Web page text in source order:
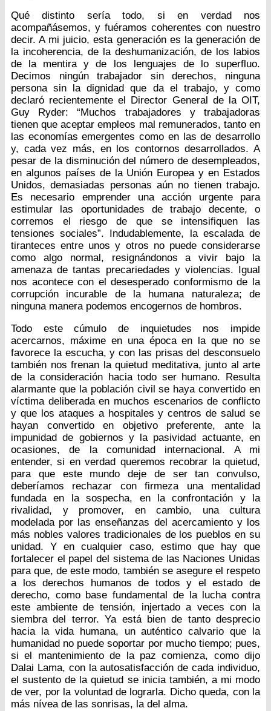
Qué distinto sería todo, si en verdad nos
acompañásemos, y fuéramos coherentes con nuestro
decir. A mi juicio, esta generación es la generación de
la incoherencia, de la deshumanización, de los labios
de la mentira y de los lenguajes de lo superfluo.
Decimos ningún trabajador sin derechos, ninguna
persona sin la dignidad que da el trabajo, y como
declaró recientemente el Director General de la OIT,
Guy Ryder: “Muchos trabajadores y trabajadoras
tienen que aceptar empleos mal remunerados, tanto en
las economías emergentes como en las de desarrollo
y, cada vez más, en los contornos desarrollados. A
pesar de la disminución del número de desempleados,
en algunos países de la Unión Europea y en Estados
Unidos, demasiadas personas aún no tienen trabajo.
Es necesario emprender una acción urgente para
estimular las oportunidades de trabajo decente, o
corremos el riesgo de que se intensifiquen las
tensiones sociales”. Indudablemente, la escalada de
tiranteces entre unos y otros no puede considerarse
como algo normal, resignándonos a vivir bajo la
amenaza de tantas precariedades y violencias. Igual
nos acontece con el desesperado conformismo de la
corrupción incurable de la humana naturaleza; de
ninguna manera podemos encogernos de hombros.
Todo este cúmulo de inquietudes nos impide
acercarnos, máxime en una época en la que no se
favorece la escucha, y con las prisas del desconsuelo
también nos frenan la quietud meditativa, junto al arte
de la consideración hacia todo ser humano. Resulta
alarmante que la población civil se haya convertido en
víctima deliberada en muchos escenarios de conflicto
y que los ataques a hospitales y centros de salud se
hayan convertido en objetivo preferente, ante la
impunidad de gobiernos y la pasividad actuante, en
ocasiones, de la comunidad internacional. A mi
entender, si en verdad queremos recobrar la quietud,
para que este mundo deje de ser tan convulso,
deberíamos rechazar con firmeza una mentalidad
fundada en la sospecha, en la confrontación y la
rivalidad, y promover, en cambio, una cultura
modelada por las enseñanzas del acercamiento y los
más nobles valores tradicionales de los pueblos en su
unidad. Y en cualquier caso, estimo que hay que
fortalecer el papel del sistema de las Naciones Unidas
para que, de este modo, también se asegure el respeto
a los derechos humanos de todos y el estado de
derecho, como base fundamental de la lucha contra
este ambiente de tensión, injertado a veces con la
siembra del terror. Ya está bien de tanto desprecio
hacia la vida humana, un auténtico calvario que la
humanidad no puede soportar por mucho tiempo; pues,
si el mantenimiento de la paz comienza, como dijo
Dalai Lama, con la autosatisfacción de cada individuo,
el sustento de la quietud se inicia también, a mi modo
de ver, por la voluntad de lograrla. Dicho queda, con la
más nívea de las sonrisas, la del alma.